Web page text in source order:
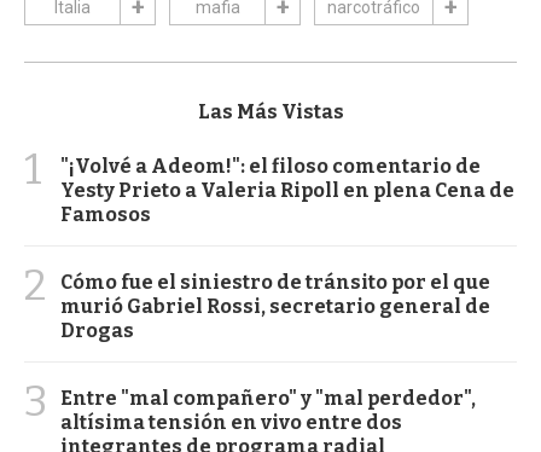
Italia mafia narcotráfico
Las Más Vistas
1
"¡Volvé a Adeom!": el filoso comentario de
Yesty Prieto a Valeria Ripoll en plena Cena de
Famosos
2
Cómo fue el siniestro de tránsito por el que
murió Gabriel Rossi, secretario general de
Drogas
3
Entre "mal compañero" y "mal perdedor",
altísima tensión en vivo entre dos
integrantes de programa radial